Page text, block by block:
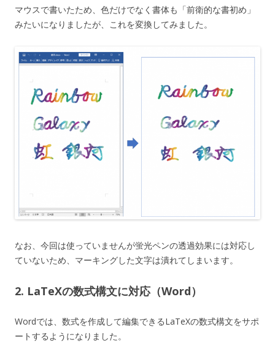
マウスで書いたため、色だけでなく書体も「前衛的な書初め」
みたいになりましたが、これを変換してみました。
なお、今回は使っていませんが蛍光ペンの透過効果には対応し
ていないため、マーキングした文字は潰れてしまいます。
2. LaTeXの数式構文に対応（Word）
Wordでは、数式を作成して編集できるLaTeXの数式構文をサポ
ートするようになりました。